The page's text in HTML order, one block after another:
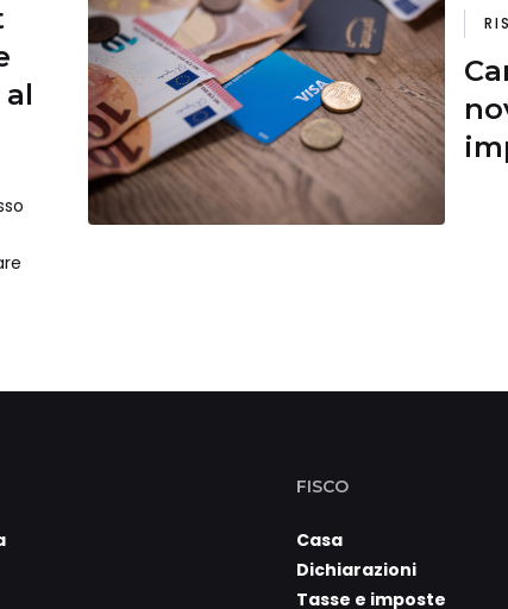
FISCO
Casa
Dichiarazioni
Tasse e imposte